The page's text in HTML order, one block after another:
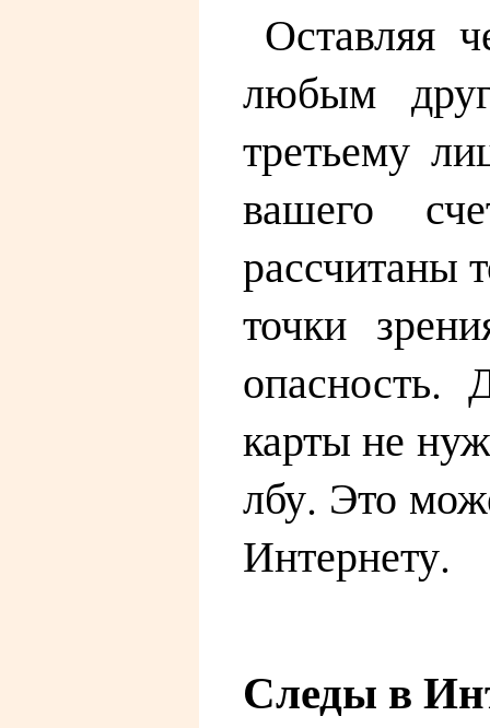
Оставляя
любым
третьему
вашего
рассчитаны
точки
опасность.
карты не
лбу. Это
Интернету.
Следы в